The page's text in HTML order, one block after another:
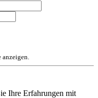
Ihre Erfahrungen mit